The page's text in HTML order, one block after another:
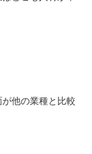
他の業種と比較